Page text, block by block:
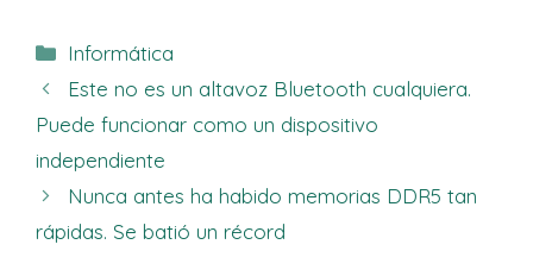
Categorías
Informática
Este no es un altavoz Bluetooth cualquiera.
Puede funcionar como un dispositivo
independiente
Nunca antes ha habido memorias DDR5 tan
rápidas. Se batió un récord